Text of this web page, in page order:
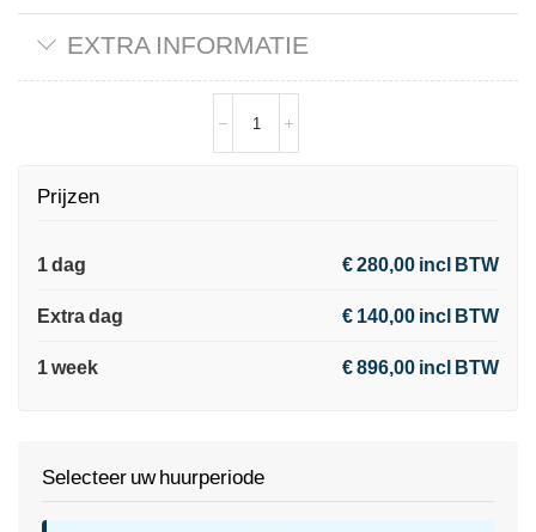
EXTRA INFORMATIE
Prijzen
1 dag € 280,00 incl BTW
Extra dag € 140,00 incl BTW
1 week € 896,00 incl BTW
Selecteer uw huurperiode